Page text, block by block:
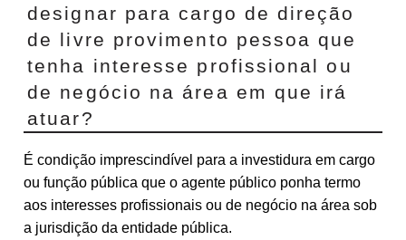
designar para cargo de direção
de livre provimento pessoa que
tenha interesse profissional ou
de negócio na área em que irá
atuar?
É condição imprescindível para a investidura em cargo
ou função pública que o agente público ponha termo
aos interesses profissionais ou de negócio na área sob
a jurisdição da entidade pública.